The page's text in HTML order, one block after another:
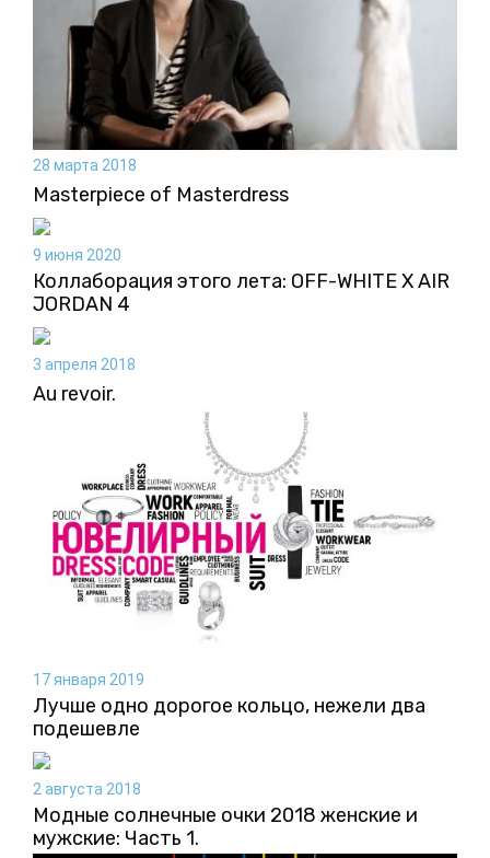
28 марта 2018
Masterpiece of Masterdress
9 июня 2020
Коллаборация этого лета: OFF-WHITE X AIR
JORDAN 4
3 апреля 2018
Au revoir.
17 января 2019
Лучше одно дорогое кольцо, нежели два
подешевле
2 августа 2018
Модные солнечные очки 2018 женские и
мужские: Часть 1.